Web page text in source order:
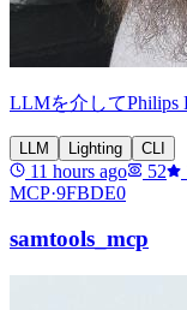
LLMを介してPhilips
LLM Lighting CLI
11 hours ago 52
MCP·9FBDE0
samtools_mcp